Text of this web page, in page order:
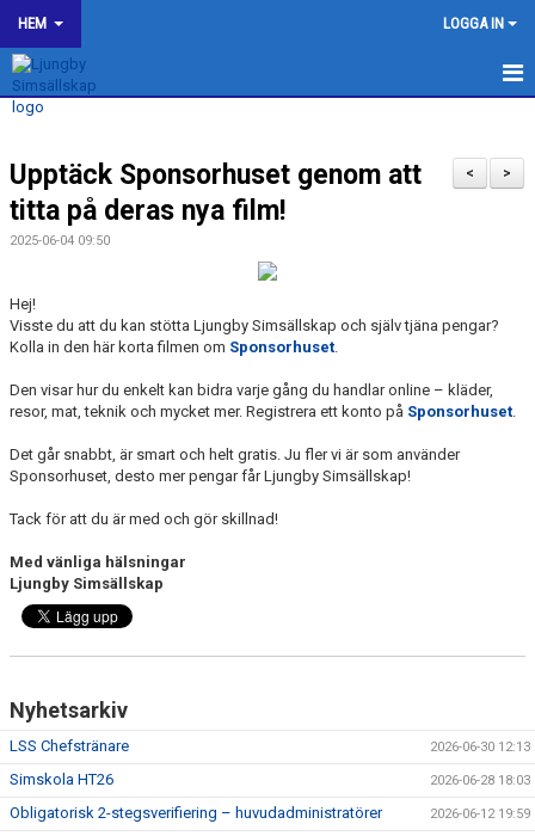
HEM LOGGA IN
LJUNGBY SIMSÄLLSKAP
OM KLUBBEN
BILDGALLERI
SPONSORER
KALENDER
HJÄLP TILL I LJUNGBY SS
>
<
Upptäck Sponsorhuset genom att
titta på deras nya film!
2025-06-04 09:50
Hej!
Visste du att du kan stötta Ljungby Simsällskap och själv tjäna pengar?
Kolla in den här korta filmen om Sponsorhuset.
Den visar hur du enkelt kan bidra varje gång du handlar online – kläder,
resor, mat, teknik och mycket mer. Registrera ett konto på Sponsorhuset.
Det går snabbt, är smart och helt gratis. Ju fler vi är som använder
Sponsorhuset, desto mer pengar får Ljungby Simsällskap!
Tack för att du är med och gör skillnad!
Med vänliga hälsningar
Ljungby Simsällskap
Nyhetsarkiv
LSS Chefstränare 2026-06-30 12:13
Simskola HT26 2026-06-28 18:03
Obligatorisk 2-stegsverifiering – huvudadministratörer 2026-06-12 19:59